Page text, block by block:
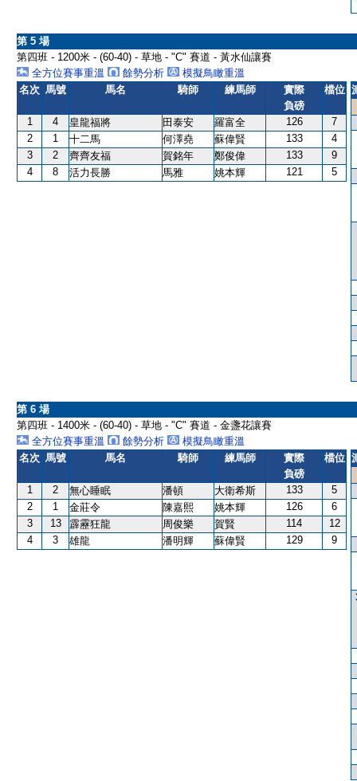
第 5 場
第四班 - 1200米 - (60-40) - 草地 - "C" 賽道 - 黃水仙讓賽
全方位賽事重溫
餘勢分析
模擬鳥瞰重溫
名次 馬號 馬名 騎師 練馬師
實際
負磅
檔位
1 4 皇龍福將 田泰安 羅富全 126
7
2
1 十二馬 何澤堯 蘇偉賢 133
4
3
2 齊齊友福 賀銘年 鄭俊偉 133
9
4
8 活力長勝 馬雅 姚本輝 121 5
第 6 場
第四班 - 1400米 - (60-40) - 草地 - "C" 賽道 - 金盞花讓賽
全方位賽事重溫
餘勢分析
模擬鳥瞰重溫
名次 馬號 馬名 騎師 練馬師
實際
負磅
檔位
1 2 無心睡眠 潘頓 大衛希斯 133
5
2
1 金莊令 陳嘉熙 姚本輝 126
6
3
13 霹靂狂龍 周俊樂 賀賢 114
12
4
3 雄龍 潘明輝 蘇偉賢 129 9